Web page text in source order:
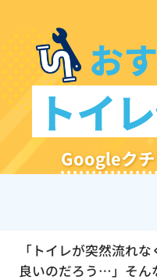
お
トイ
Googleクチ
「トイレが突然流れ
良いのだろう…」そん